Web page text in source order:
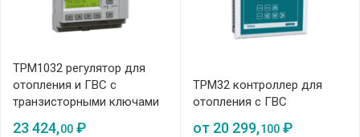
ТРМ1032 регулятор для
отопления и ГВС с
транзисторными ключами
23 424,00 ₽
ТРМ32 контроллер для
отопления с ГВС
от 20 299,100₽